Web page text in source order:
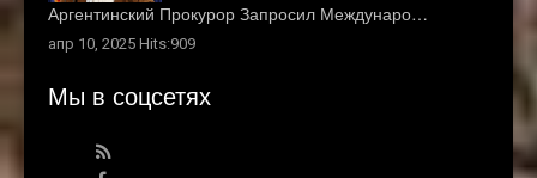
Аргентинский Прокурор Запросил Междунаро…
апр 10, 2025 Hits:909
Мы в соцсетях